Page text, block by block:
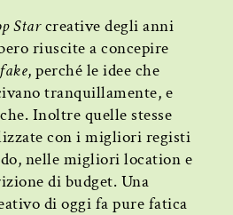
Starcreative degli anni
riuscite a concepire
fake, perché le idee che
tranquillamente, e
Inoltre quelle stesse
con i migliori registi
nelle migliori location e
di budget. Una
di oggi fa pure fatica